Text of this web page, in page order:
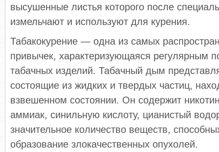
высушенные листья которого после
измельчают и используют для курения.
Табакокурение — одна из самых
привычек, характеризующаяся регулярным
табачных изделий. Табачный дым
состоящие из жидких и твердых частиц,
взвешенном состоянии. Он содержит
аммиак, синильную кислоту, цианистый
значительное количество веществ,
образование злокачественных опухолей.